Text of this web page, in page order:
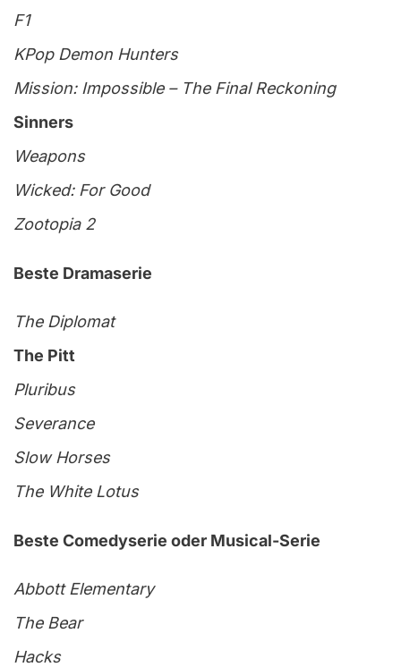
F1
KPop Demon Hunters
Mission: Impossible – The Final Reckoning
Sinners
Weapons
Wicked: For Good
Zootopia 2
Beste Dramaserie
The Diplomat
The Pitt
Pluribus
Severance
Slow Horses
The White Lotus
Beste Comedyserie oder Musical-Serie
Abbott Elementary
The Bear
Hacks